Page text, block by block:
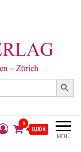
Search Button
MENÜ
0
0,00 €